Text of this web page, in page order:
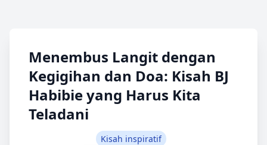
Menembus Langit dengan
Kegigihan dan Doa: Kisah BJ
Habibie yang Harus Kita
Teladani
Kisah inspiratif